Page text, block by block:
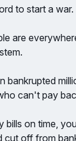
to start a war.
are
bankrupted
can't pay
bills on time,
cut off from